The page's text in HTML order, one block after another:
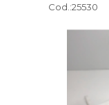
Cod.:25530